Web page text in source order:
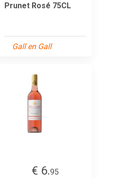
Prunet Rosé 75CL
Gall en Gall
€ 6.95